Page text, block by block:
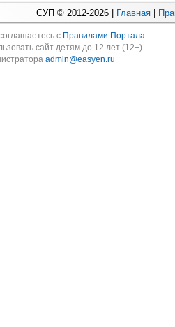
СУП © 2012-2026 | Главная
с Правилами Портала.
сайт детям до 12 лет (12+)
admin@easyen.ru